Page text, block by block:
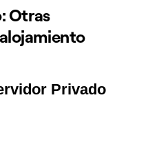
Otras
Privado